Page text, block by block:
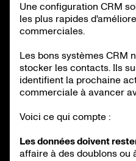
Une configuration CRM
les plus rapides
commerciales.
Les bons systèmes CRM
stocker les contacts. Ils
identifient la prochaine
commerciale à avancer
Voici ce qui compte :
Les données doivent
affaire à des doublons ou